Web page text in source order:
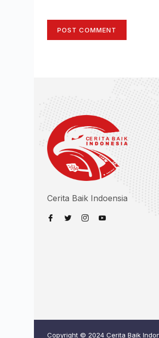
POST COMMENT
Cerita Baik Indoensia
Copyright © 2024 Cerita Baik